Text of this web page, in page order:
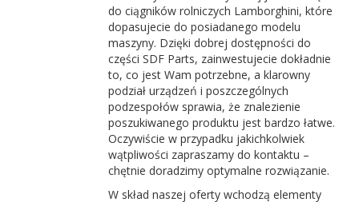
do ciągników rolniczych Lamborghini, które
dopasujecie do posiadanego modelu
maszyny. Dzięki dobrej dostępności do
części SDF Parts, zainwestujecie dokładnie
to, co jest Wam potrzebne, a klarowny
podział urządzeń i poszczególnych
podzespołów sprawia, że znalezienie
poszukiwanego produktu jest bardzo łatwe.
Oczywiście w przypadku jakichkolwiek
wątpliwości zapraszamy do kontaktu –
chętnie doradzimy optymalne rozwiązanie.
W skład naszej oferty wchodzą elementy